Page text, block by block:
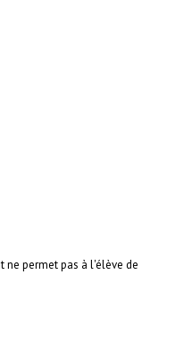
ne permet pas à l'élève de